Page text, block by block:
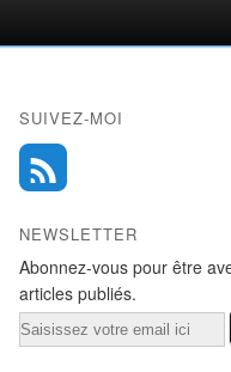
SUIVEZ-MOI
NEWSLETTER
Abonnez-vous pour être
articles publiés.
Email